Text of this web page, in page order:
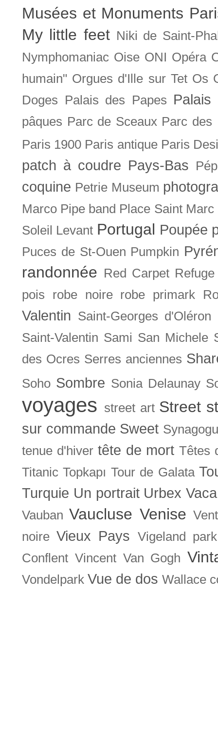
Musées et Monuments
My little feet Niki de Saint-
Nymphomaniac Oise ONI Opéra
humain" Orgues d'Ille sur Tet Os
Doges
Palais des Papes Palais
pâques Parc de Sceaux Parc des
Paris 1900 Paris antique Paris
patch à coudre Pays-Bas
coquine Petrie Museum
Marco Pipe band Place Saint Marc
Soleil Levant Portugal Poupée
Puces de St-Ouen Pumpkin
randonnée Red Carpet Refuge
pois
robe noire robe primark
Valentin Saint-Georges d'Oléron
Saint-Valentin Sami San Michele
des Ocres Serres anciennes
Soho Sombre Sonia Delaunay
voyages street art Street
sur commande Sweet
tenue d'hiver tête de mort Têtes
Titanic Topkapı Tour de Galata
Turquie Un portrait Urbex
Vauban Vaucluse Venise
noire Vieux Pays
Vigeland park
Conflent Vincent Van Gogh
Vondelpark Vue de dos Wallace